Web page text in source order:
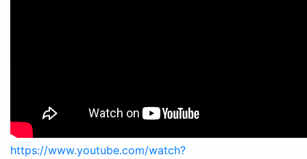
https://www.youtube.com/watch?